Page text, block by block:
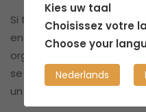
Si tu es intéressé(e),
en message privé pour
organiser une visite. Le
se fait en collaboration
un processus administratif
Kies uw taal
Choisissez votre
Choose your
Nederlands